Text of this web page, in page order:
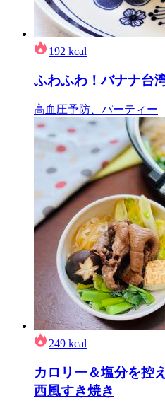
192 kcal
ふわふわ！バナナ台
高血圧予防、パーティー
249 kcal
カロリー＆塩分を控
西風すき焼き